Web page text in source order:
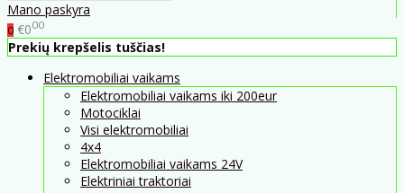
Mano paskyra
0 €000
Prekių krepšelis tuščias!
Elektromobiliai vaikams
Elektromobiliai vaikams iki 200eur
Motociklai
Visi elektromobiliai
4x4
Elektromobiliai vaikams 24V
Elektriniai traktoriai